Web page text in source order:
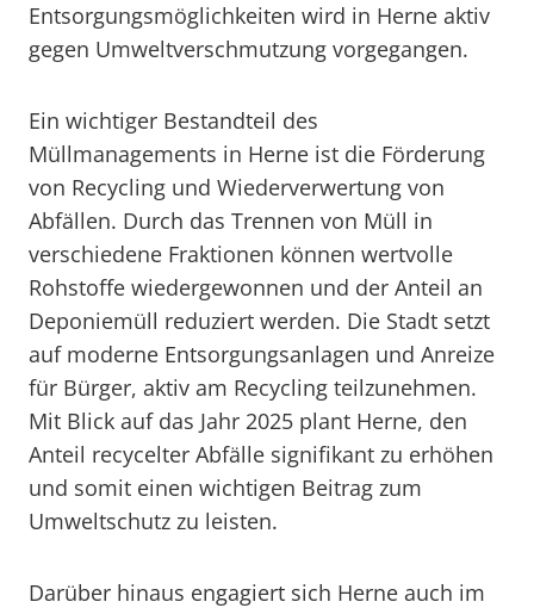
Entsorgungsmöglichkeiten wird in Herne aktiv
gegen Umweltverschmutzung vorgegangen.
Ein wichtiger Bestandteil des
Müllmanagements in Herne ist die Förderung
von Recycling und Wiederverwertung von
Abfällen. Durch das Trennen von Müll in
verschiedene Fraktionen können wertvolle
Rohstoffe wiedergewonnen und der Anteil an
Deponiemüll reduziert werden. Die Stadt setzt
auf moderne Entsorgungsanlagen und Anreize
für Bürger, aktiv am Recycling teilzunehmen.
Mit Blick auf das Jahr 2025 plant Herne, den
Anteil recycelter Abfälle signifikant zu erhöhen
und somit einen wichtigen Beitrag zum
Umweltschutz zu leisten.
Darüber hinaus engagiert sich Herne auch im